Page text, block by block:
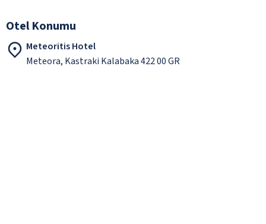
Otel Konumu
Meteoritis Hotel
Meteora, Kastraki Kalabaka 422 00 GR